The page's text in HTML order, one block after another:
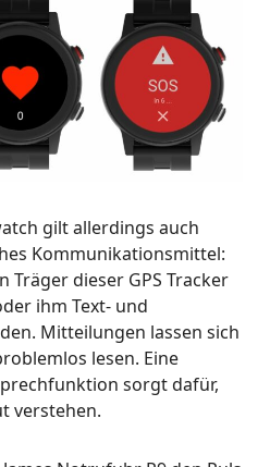
gilt allerdings auch
Kommunikationsmittel:
Träger dieser GPS Tracker
ihm Text- und
Mitteilungen lassen sich
lesen. Eine
sorgt dafür,
verstehen.